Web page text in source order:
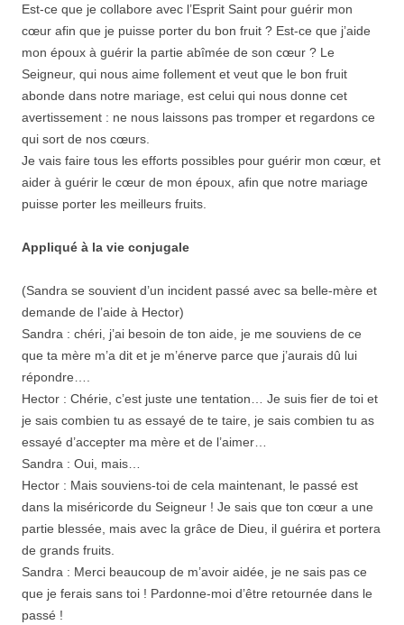
Est-ce que je collabore avec l’Esprit Saint pour guérir mon
cœur afin que je puisse porter du bon fruit ? Est-ce que j’aide
mon époux à guérir la partie abîmée de son cœur ? Le
Seigneur, qui nous aime follement et veut que le bon fruit
abonde dans notre mariage, est celui qui nous donne cet
avertissement : ne nous laissons pas tromper et regardons ce
qui sort de nos cœurs.
Je vais faire tous les efforts possibles pour guérir mon cœur, et
aider à guérir le cœur de mon époux, afin que notre mariage
puisse porter les meilleurs fruits.
Appliqué à la vie conjugale
(Sandra se souvient d’un incident passé avec sa belle-mère et
demande de l’aide à Hector)
Sandra : chéri, j’ai besoin de ton aide, je me souviens de ce
que ta mère m’a dit et je m’énerve parce que j’aurais dû lui
répondre….
Hector : Chérie, c’est juste une tentation… Je suis fier de toi et
je sais combien tu as essayé de te taire, je sais combien tu as
essayé d’accepter ma mère et de l’aimer…
Sandra : Oui, mais…
Hector : Mais souviens-toi de cela maintenant, le passé est
dans la miséricorde du Seigneur ! Je sais que ton cœur a une
partie blessée, mais avec la grâce de Dieu, il guérira et portera
de grands fruits.
Sandra : Merci beaucoup de m’avoir aidée, je ne sais pas ce
que je ferais sans toi ! Pardonne-moi d’être retournée dans le
passé !